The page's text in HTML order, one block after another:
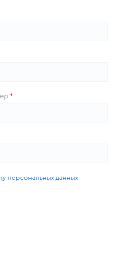
персональных данных